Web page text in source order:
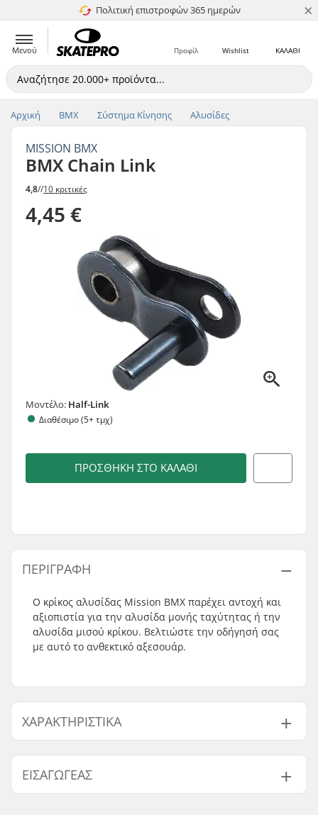
Πολιτική επιστροφών 365 ημερών
4.8 στα 5 ×
Μενού ΚΑΛΑΘΙ
Wishlist
Προφίλ
Αρχική BMX Σύστημα Κίνησης Αλυσίδες
MISSION BMX
BMX Chain Link
4,8//10 κριτικές
4,45 €
Μοντέλο: Half-Link
Διαθέσιμο (5+ τμχ)
ΠΡΟΣΘΉΚΗ ΣΤΟ ΚΑΛΆΘΙ
ΠΕΡΙΓΡΑΦΉ
Ο κρίκος αλυσίδας Mission BMX παρέχει αντοχή και
αξιοπιστία για την αλυσίδα μονής ταχύτητας ή την
αλυσίδα μισού κρίκου. Βελτιώστε την οδήγησή σας
με αυτό το ανθεκτικό αξεσουάρ.
ΧΑΡΑΚΤΗΡΙΣΤΙΚΆ
Είδος αλυσίδας: Half link
ΕΙΣΑΓΩΓΈΑΣ